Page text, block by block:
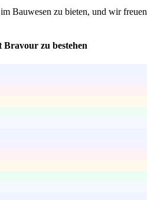
Bauwesen zu bieten, und wir
zu bestehen